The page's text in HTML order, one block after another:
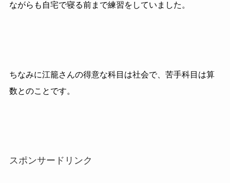
ながらも自宅で寝る前まで練習をしていました。
ちなみに江籠さんの得意な科目は社会で、苦手科目は算
数とのことです。
スポンサードリンク